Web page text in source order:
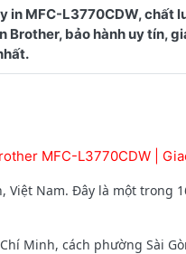
MFC-L3770CDW, chất
Brother, bảo hành uy tín,
MFC-L3770CDW |
Việt Nam. Đây là một trong
Minh, cách phường Sài